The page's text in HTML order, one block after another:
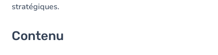
stratégiques.
Contenu